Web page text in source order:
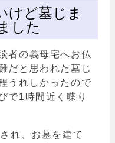
けど墓じま
した
者の義母宅へお仏
だと思われた墓じ
うれしかったので
で1時間近く喋り
れ、お墓を建て